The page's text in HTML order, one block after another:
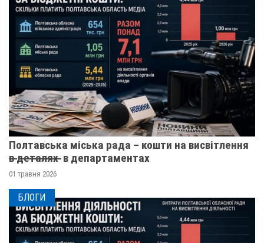
Полтавська міська рада – кошти на висвітлення
в̶ ̶д̶е̶т̶а̶л̶я̶х̶ ̶ в департаментах
01 травня 2026
БЛОГИ